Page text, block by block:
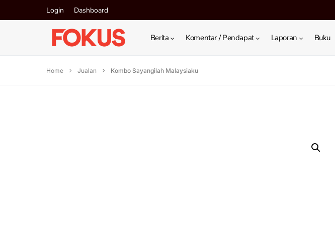
Login Dashboard
Berita Komentar / Pendapat Laporan Buku
Home Jualan Kombo Sayangilah Malaysiaku